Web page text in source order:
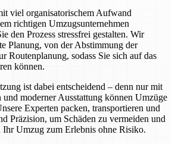
viel organisatorischem Aufwand
richtigen Umzugsunternehmen
den Prozess stressfrei gestalten. Wir
Planung, von der Abstimmung der
Routenplanung, sodass Sie sich auf das
können.
ist dabei entscheidend – denn nur mit
moderner Ausstattung können Umzüge
Experten packen, transportieren und
Präzision, um Schäden zu vermeiden und
Ihr Umzug zum Erlebnis ohne Risiko.